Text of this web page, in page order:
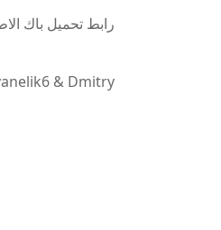
رابط تحميل باك
& Dmitry